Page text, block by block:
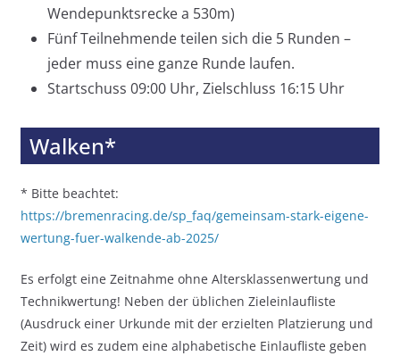
Wendepunktsrecke a 530m)
Fünf Teilnehmende teilen sich die 5 Runden –
jeder muss eine ganze Runde laufen.
Startschuss 09:00 Uhr, Zielschluss 16:15 Uhr
Walken*
* Bitte beachtet:
https://bremenracing.de/sp_faq/gemeinsam-stark-eigene-
wertung-fuer-walkende-ab-2025/
Es erfolgt eine Zeitnahme ohne Altersklassenwertung und
Technikwertung! Neben der üblichen Zieleinlaufliste
(Ausdruck einer Urkunde mit der erzielten Platzierung und
Zeit) wird es zudem eine alphabetische Einlaufliste geben